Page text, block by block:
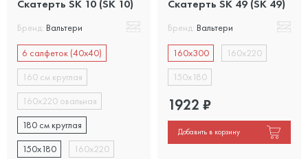
Скатерть SK 10 (SK 10)
Бренд: Вальтери
6 салфеток (40х40)
160 см круглая
160х220 овальная
180 см круглая
150x180
160x220
Скатерть SK 49 (SK 49)
Бренд: Вальтери
160х300
160х220
150х180
1922 ₽
Добавить в корзину